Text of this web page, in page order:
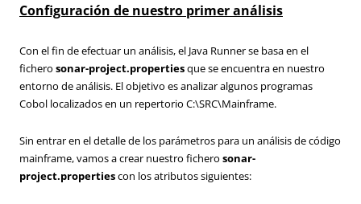
Configuración de nuestro primer análisis
Con el fin de efectuar un análisis, el Java Runner se basa en el
fichero sonar-project.propertiesque se encuentra en nuestro
entorno de análisis. El objetivo es analizar algunos programas
Cobol localizados en un repertorio C:\SRC\Mainframe.
Sin entrar en el detalle de los parámetros para un análisis de código
mainframe, vamos a crear nuestro fichero sonar-
project.propertiescon los atributos siguientes: